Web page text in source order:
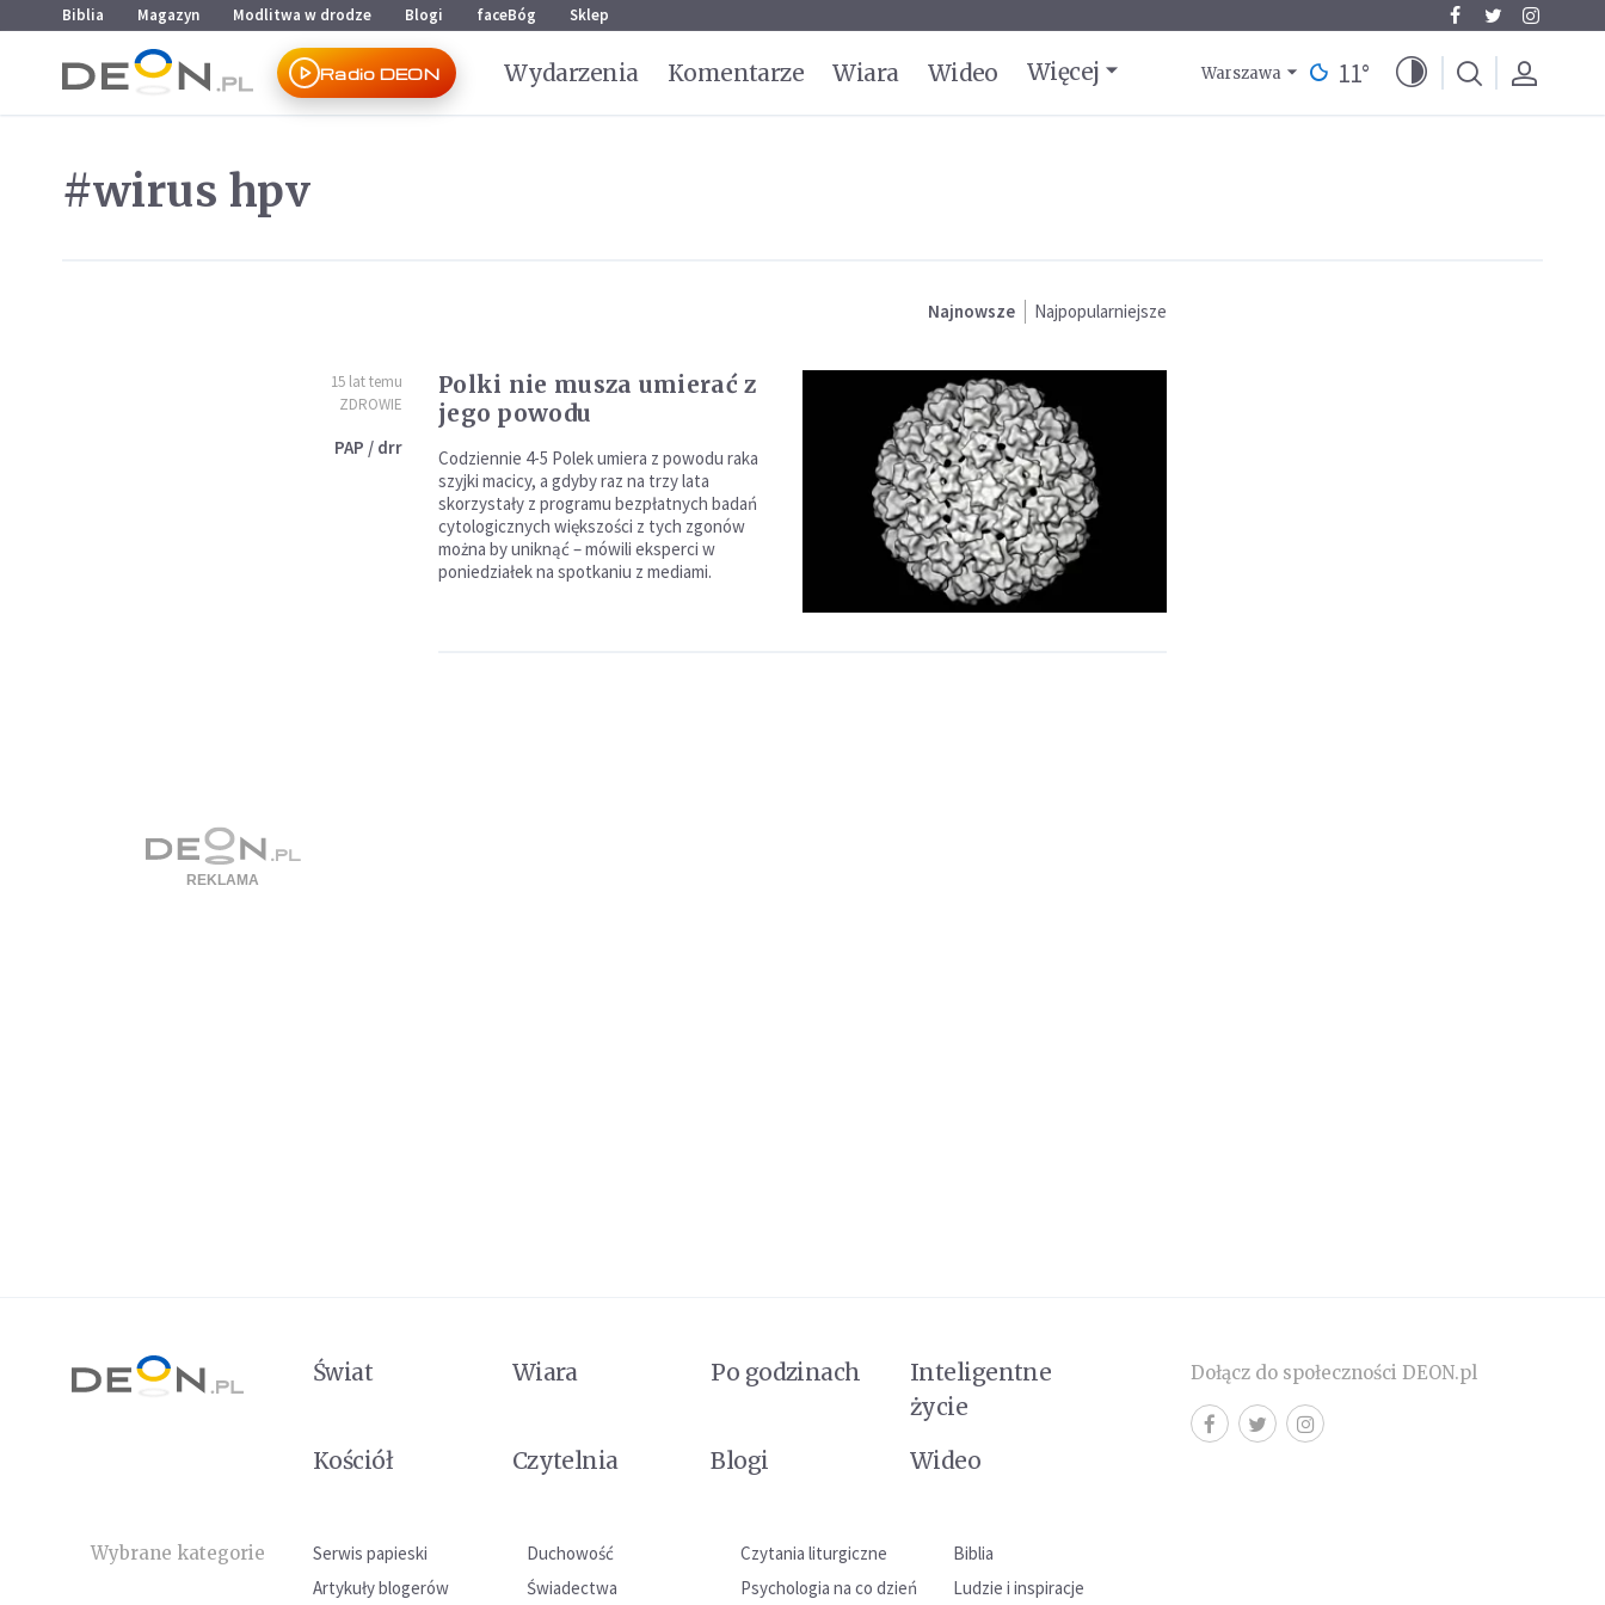
Przejdź do menu głównego
Przejdź do treści
Biblia Magazyn Modlitwa w drodze Blogi faceBóg Sklep
Radio DEON Wydarzenia Komentarze Wiara Wideo Więcej Warszawa 11°
#wirus hpv
Najnowsze Najpopularniejsze
15 lat temu
ZDROWIE
PAP / drr
Polki nie musza umierać z
jego powodu
Codziennie 4-5 Polek umiera z powodu raka
szyjki macicy, a gdyby raz na trzy lata
skorzystały z programu bezpłatnych badań
cytologicznych większości z tych zgonów
można by uniknąć – mówili eksperci w
poniedziałek na spotkaniu z mediami.
Świat Wiara Po godzinach
Inteligentne
życie
Kościół
Czytelnia Blogi Wideo
Wybrane kategorie Serwis papieski Duchowość Czytania liturgiczne
Biblia
Artykuły blogerów
Świadectwa Psychologia na co dzień Ludzie i inspiracje
Dołącz do społeczności DEON.pl